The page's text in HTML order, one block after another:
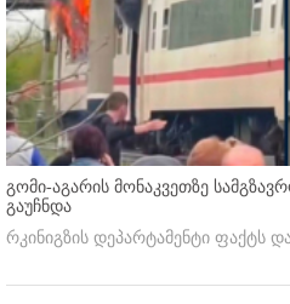
გომი-აგარის მონაკვეთზე
გაუჩნდა
რკინიგზის დეპარტამენტი ფაქტს